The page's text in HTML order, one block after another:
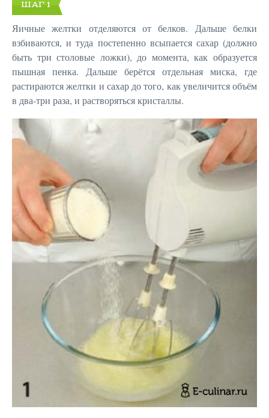
ШАГ 1
Яичные желтки отделяются от белков. Дальше белки
взбиваются, и туда постепенно всыпается сахар (должно
быть три столовые ложки), до момента, как образуется
пышная пенка. Дальше берётся отдельная миска, где
растираются желтки и сахар до того, как увеличится объём
в два-три раза, и растворяться кристаллы.